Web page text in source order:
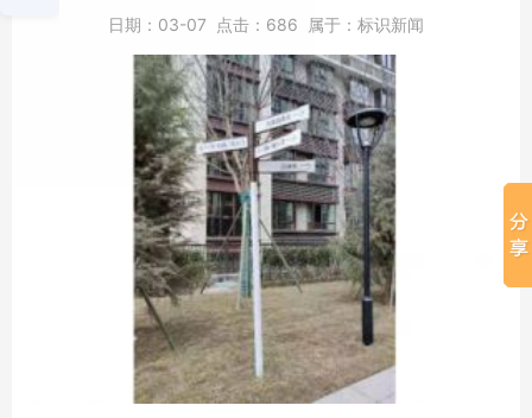
日期： 03-07 点击： 686 属于： 标识新闻